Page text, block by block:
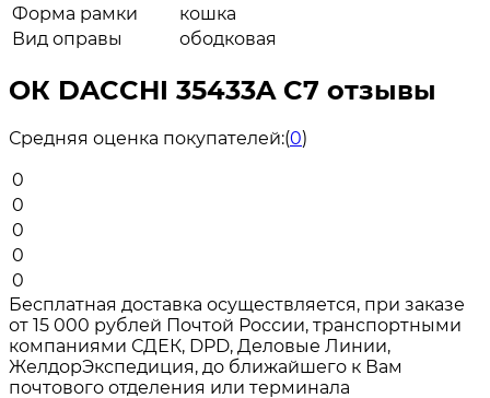
Форма рамки
кошка
Вид оправы
ободковая
ОК DACCHI 35433A C7 отзывы
Средняя оценка покупателей:(0)
0
0
0
0
0
Бесплатная доставка осуществляется, при заказе
от 15 000 рублей Почтой России, транспортными
компаниями СДЕК, DPD, Деловые Линии,
ЖелдорЭкспедиция, до ближайшего к Вам
почтового отделения или терминала